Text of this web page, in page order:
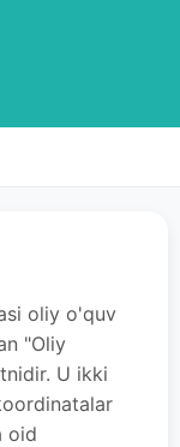
oliy o'quv
"Oliy
U ikki
oid